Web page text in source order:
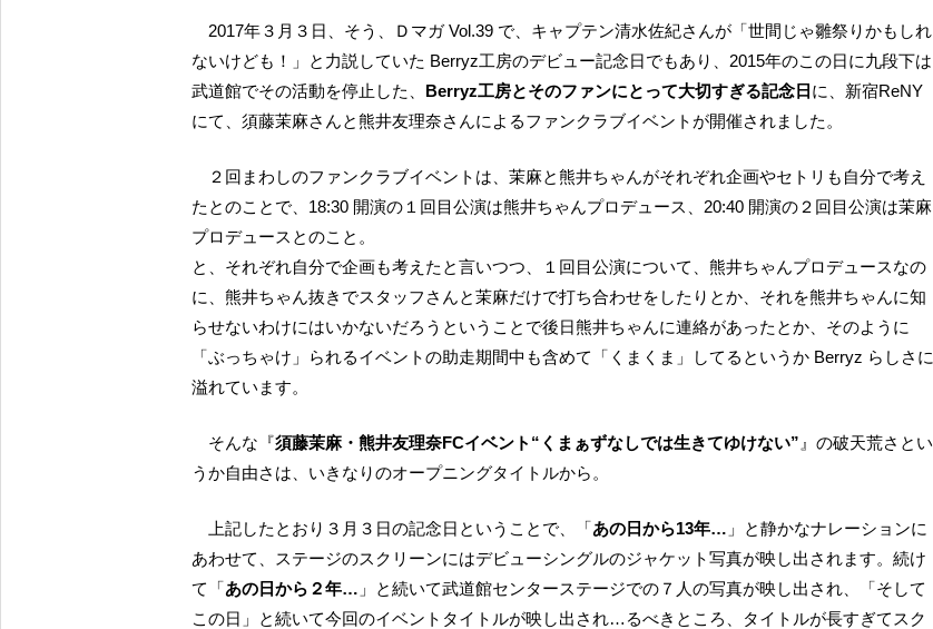
2017年３月３日、そう、Ｄマガ Vol.39 で、キャプテン清水佐紀さんが「世間じゃ雛祭りかもしれ
ないけども！」と力説していた Berryz工房のデビュー記念日でもあり、2015年のこの日に九段下は
武道館でその活動を停止した、 Berryz工房とそのファンにとって大切すぎる記念日 に、新宿ReNY
にて、須藤茉麻さんと熊井友理奈さんによるファンクラブイベントが開催されました。
２回まわしのファンクラブイベントは、茉麻と熊井ちゃんがそれぞれ企画やセトリも自分で考え
たとのことで、18:30 開演の１回目公演は熊井ちゃんプロデュース、20:40 開演の２回目公演は茉麻
プロデュースとのこと。
と、それぞれ自分で企画も考えたと言いつつ、１回目公演について、熊井ちゃんプロデュースなの
に、熊井ちゃん抜きでスタッフさんと茉麻だけで打ち合わせをしたりとか、それを熊井ちゃんに知
らせないわけにはいかないだろうということで後日熊井ちゃんに連絡があったとか、そのように
「ぶっちゃけ」られるイベントの助走期間中も含めて「くまくま」してるというか Berryz らしさに
溢れています。
そんな『須藤茉麻・熊井友理奈FCイベント“くまぁずなしでは生きてゆけない” 』の破天荒さとい
うか自由さは、いきなりのオープニングタイトルから。
上記したとおり３月３日の記念日ということで、「あの日から13年… 」と静かなナレーションに
あわせて、ステージのスクリーンにはデビューシングルのジャケット写真が映し出されます。続け
て「あの日から２年… 」と続いて武道館センターステージでの７人の写真が映し出され、「そして
この日」と続いて今回のイベントタイトルが映し出され…るべきところ、タイトルが長すぎてスク